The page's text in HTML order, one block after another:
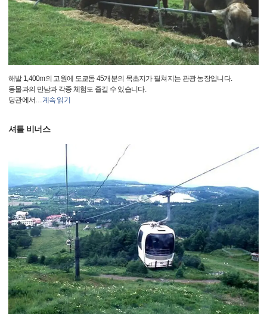
해발 1,400m의 고원에 도쿄돔 45개분의 목초지가 펼쳐지는 관광 농장입니다.
동물과의 만남과 각종 체험도 즐길 수 있습니다.
당관에서…계속 읽기
셔틀 비너스